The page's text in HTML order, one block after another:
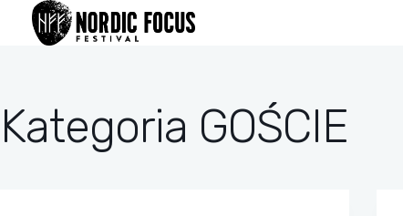
Przejdź
treści
Kategoria GOŚCIE